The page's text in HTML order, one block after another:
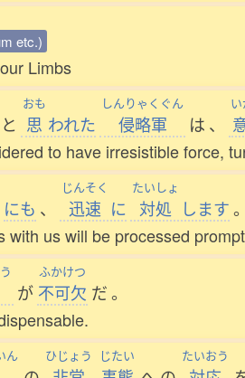
etc.)
Limbs
と
おも
思 われた
しんりゃくぐん
侵略軍 は 、
to have irresistible force,
にも 、
じんそく
迅速 に
たいしょ
対処 します。
us will be processed
が
ふかけつ
不可欠 だ。
ん ひじょう じたい たいおう